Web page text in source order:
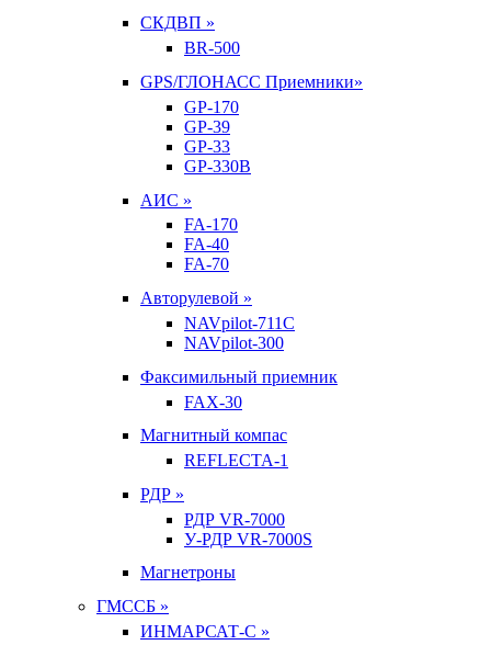
СКДВП »
BR-500
GPS/ГЛОНАСС Приемники»
GP-170
GP-39
GP-33
GP-330B
АИС »
FA-170
FA-40
FA-70
Авторулевой »
NAVpilot-711С
NAVpilot-300
Факсимильный приемник
FAX-30
Магнитный компас
REFLECTA-1
РДР »
РДР VR-7000
У-РДР VR-7000S
Магнетроны
ГМССБ »
ИНМАРСАТ-С »